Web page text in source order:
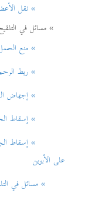
» نقل الأعضاء
» مسائل في
» منع الحمل
» ربط
» إجهاض
» إسقاط الحمل
» إسقاط
على الأبوين
» مسائل في